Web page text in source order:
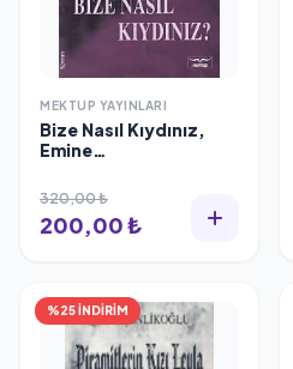
MEKTUP YAYINLARI
Bize Nasıl Kıydınız,
Emine
Yayınları
320,00 ₺
200,00 ₺
%25 İNDİRİM